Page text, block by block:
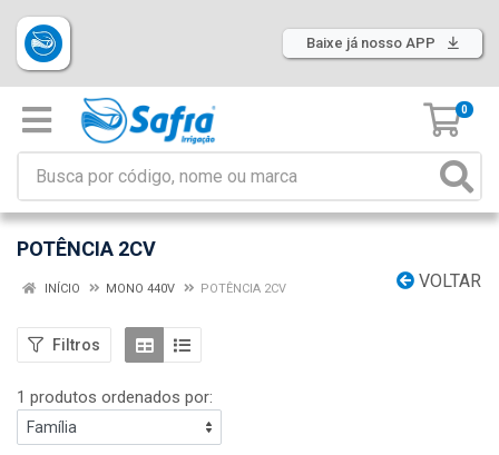
Baixe já nosso APP
0
POTÊNCIA 2CV
VOLTAR
INÍCIO MONO 440V POTÊNCIA 2CV
Filtros
1 produtos ordenados por: